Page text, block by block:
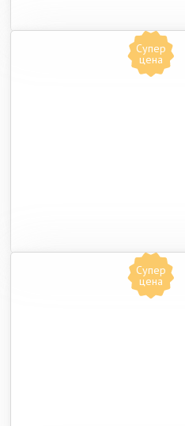
Супер
цена
Супер
цена